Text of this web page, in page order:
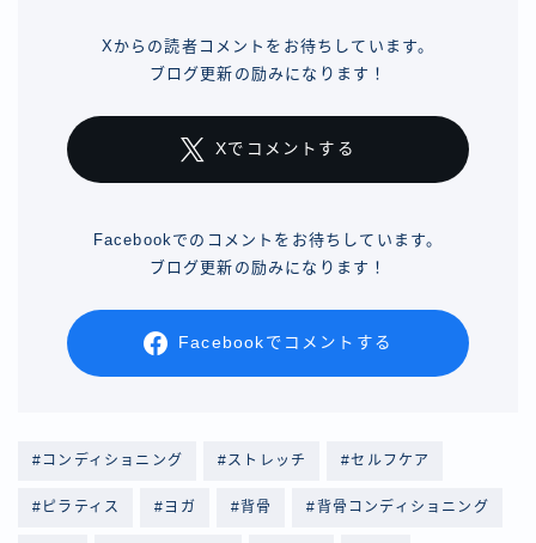
Xからの読者コメントをお待ちしています。
ブログ更新の励みになります！
Xでコメントする
Facebookでのコメントをお待ちしています。
ブログ更新の励みになります！
Facebookでコメントする
#コンディショニング #ストレッチ #セルフケア
#ピラティス #ヨガ #背骨 #背骨コンディショニング